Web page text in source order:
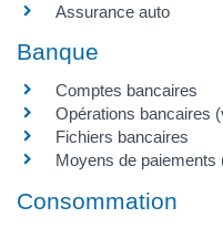
Assurance auto
Banque
Comptes bancaires
Opérations bancaires
Fichiers bancaires
Moyens de paiements
Consommation